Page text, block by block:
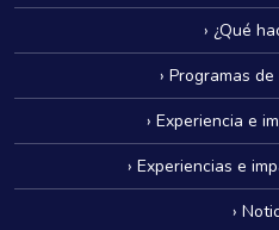
› ¿Qué
› Programas
› Experiencia e
› Experiencias e
›